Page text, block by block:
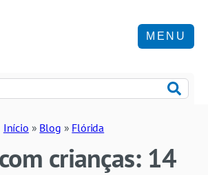
MENU
Início » Blog » Flórida
crianças: 14